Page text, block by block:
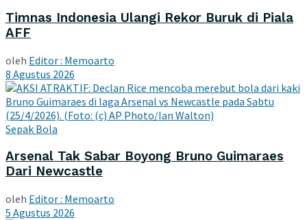
Timnas Indonesia Ulangi Rekor Buruk di Piala
AFF
oleh Editor : Memoarto
8 Agustus 2026
Sepak Bola
Arsenal Tak Sabar Boyong Bruno Guimaraes
Dari Newcastle
oleh Editor : Memoarto
5 Agustus 2026